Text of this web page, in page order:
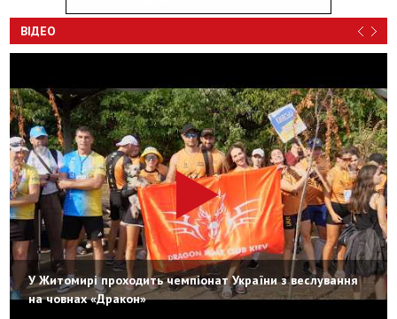
ВІДЕО
У Житомирі проходить чемпіонат України з веслування
на човнах «Дракон»